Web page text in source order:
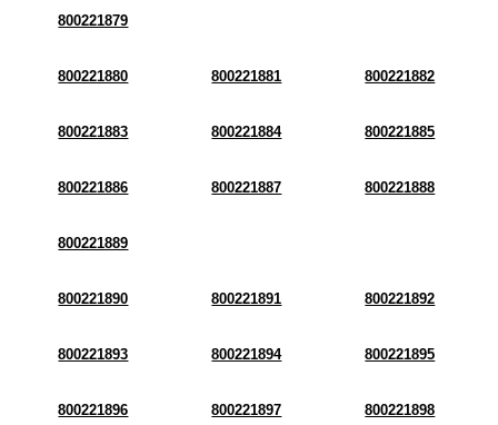
800221879
800221880 800221881 800221882
800221883 800221884 800221885
800221886 800221887 800221888
800221889
800221890 800221891 800221892
800221893 800221894 800221895
800221896 800221897 800221898